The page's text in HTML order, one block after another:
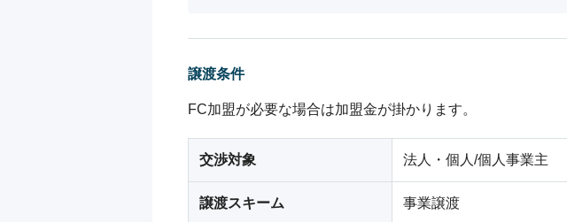
譲渡条件
FC加盟が必要な場合は加盟金が掛かります。
交渉対象 法人・個人/個人事業主
譲渡スキーム 事業譲渡